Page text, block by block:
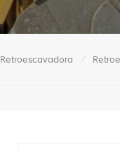
Retroescavadora /